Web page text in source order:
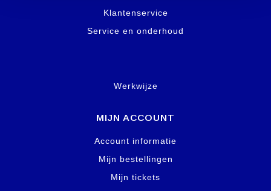
Klantenservice
Service en onderhoud
Werkwijze
MIJN ACCOUNT
Account informatie
Mijn bestellingen
Mijn tickets